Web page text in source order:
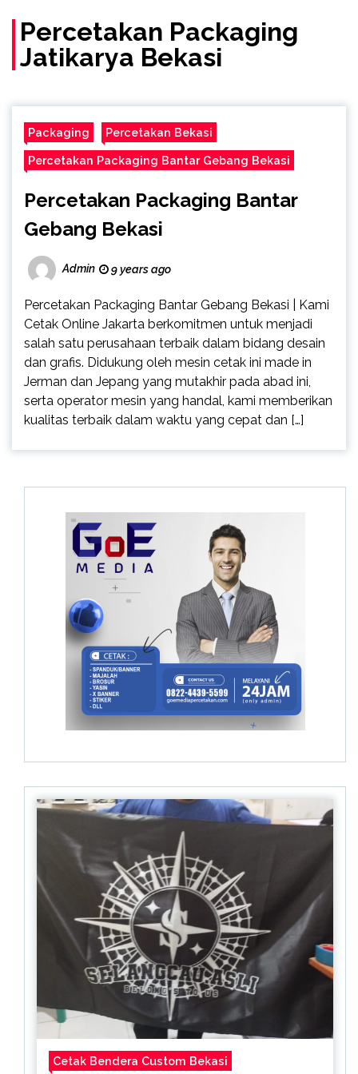
Percetakan Packaging
Jatikarya Bekasi
Packaging Percetakan Bekasi
Percetakan Packaging Bantar Gebang Bekasi
Percetakan Packaging Bantar
Gebang Bekasi
Admin 9 years ago
Percetakan Packaging Bantar Gebang Bekasi | Kami
Cetak Online Jakarta berkomitmen untuk menjadi
salah satu perusahaan terbaik dalam bidang desain
dan grafis. Didukung oleh mesin cetak ini made in
Jerman dan Jepang yang mutakhir pada abad ini,
serta operator mesin yang handal, kami memberikan
kualitas terbaik dalam waktu yang cepat dan […]
Cetak Bendera Custom Bekasi